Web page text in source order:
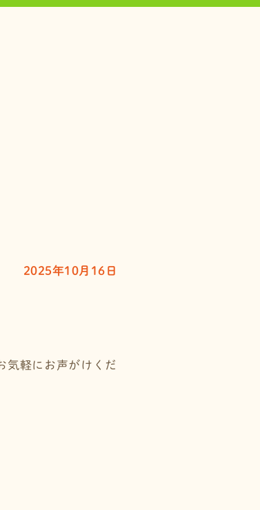
2025年10月16日
気軽にお声がけくだ